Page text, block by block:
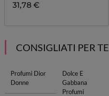
31,78 €
CONSIGLIATI PER TE
Profumi Dior
Donne
Dolce E
Gabbana
Profumi